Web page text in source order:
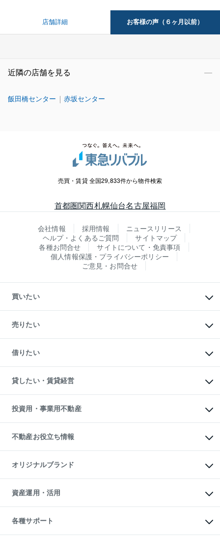
店舗詳細 お客様の声（６ヶ月以前）
近隣の店舗を見る
飯田橋センター 赤坂センター
売買・賃貸 全国29,833件から物件検索
首都圏関西札幌仙台名古屋福岡
会社情報 採用情報
ニュースリリース
ヘルプ・よくあるご質問
サイトマップ
各種お問合せ
サイトについて・免責事項
個人情報保護・プライバシーポリシー
ご意見・お問合せ
買いたい
新築・分譲マンションの購入
中古マンションの購入
一戸建ての購入
中古一戸建ての購入
不動産購入の流れ
注目キーワード物件特集
購入ガイド
English 繁体中文簡体中文
売りたい
一戸建ての売却・査定
土地の売却・査定
スピードAI査定
不動産査定について
不動産売却の流れ
不動産買換えの流れ
売却ガイド
借りたい
オフィス・店舗の賃貸
借りるときの流れ
借りるガイド
貸したい・賃貸経営
マンション賃料データ
賃貸管理プラン
リロケーションについて
貸すガイド
投資用・事業用不動産
事業用不動産
マンション投資
投資用マンション
アパート経営
収益物件
ビル購入（ビル一棟）
投資用不動産の売却査定
事業用不動産の売却査定
不動産お役立ち情報
マンションライブラリー
人気マンションランキング
暮らしに役立つ不動産メディア
不動産相場・不動産価格情報
不動産コラム・ニュース
不動産用語集
不動産なんでもネット相談室
住まいの税金
オリジナルブランド
一棟リノベーションマンション
L`GENTE（ルジェンテ）
区分リノベーションマンション
投資用一棟レジデンスWELL
資産運用・活用
不動産M&A
アセットマネジメント・出資
各種サポート